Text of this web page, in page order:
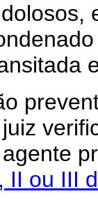
II ou III